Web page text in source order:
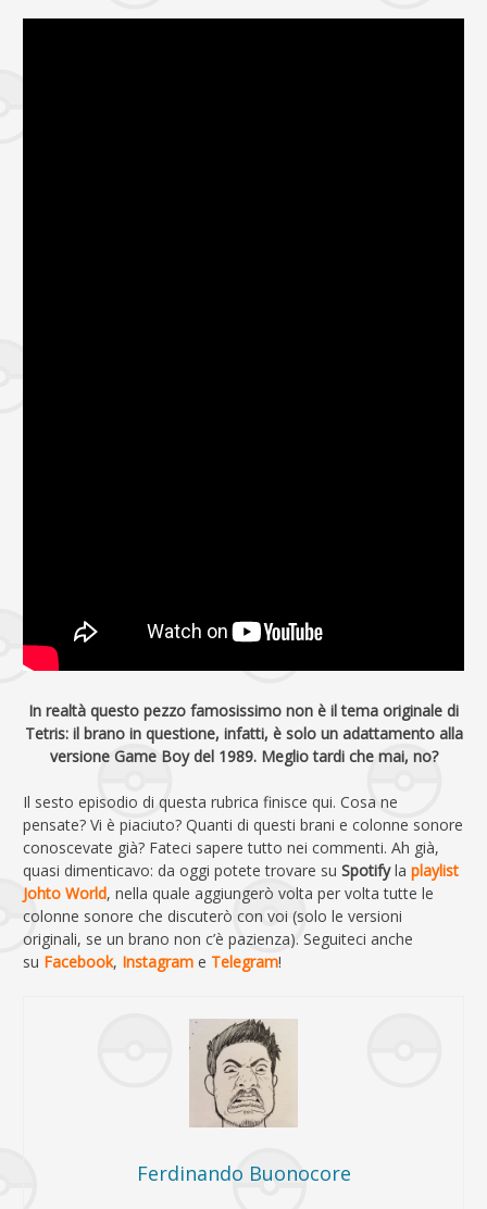
In realtà questo pezzo famosissimo non è il tema originale di
Tetris: il brano in questione, infatti, è solo un adattamento alla
versione Game Boy del 1989. Meglio tardi che mai, no?
Il sesto episodio di questa rubrica finisce qui. Cosa ne
pensate? Vi è piaciuto? Quanti di questi brani e colonne sonore
conoscevate già? Fateci sapere tutto nei commenti. Ah già,
quasi dimenticavo: da oggi potete trovare su Spotifyla playlist
Johto World, nella quale aggiungerò volta per volta tutte le
colonne sonore che discuterò con voi (solo le versioni
originali, se un brano non c’è pazienza). Seguiteci anche
su Facebook, Instagram e Telegram!
Ferdinando Buonocore